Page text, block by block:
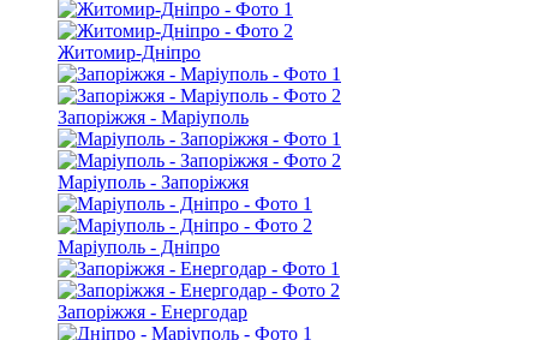
Житомир-Дніпро
Запоріжжя - Маріуполь
Маріуполь - Запоріжжя
Маріуполь - Дніпро
Запоріжжя - Енергодар